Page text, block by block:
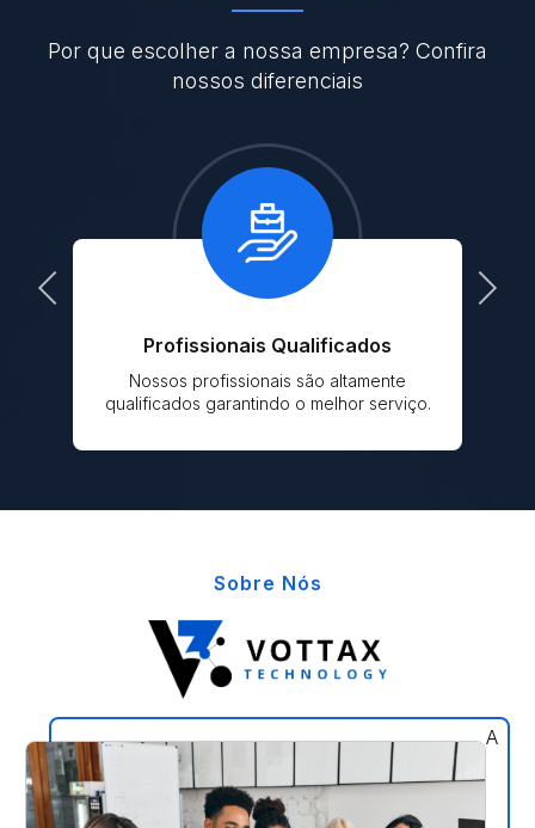
Por que escolher a nossa empresa? Confira
nossos diferenciais
Previous
Profissionais Qualificados
Nossos profissionais são altamente
qualificados garantindo o melhor serviço.
Next
Sobre Nós
A